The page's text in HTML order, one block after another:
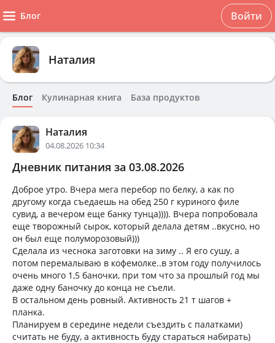
Блог Войти
Наталия
Блог Кулинарная книга База продуктов
Наталия
04.08.2026 10:34
Дневник питания за 03.08.2026
Доброе утро. Вчера мега перебор по белку, а как по
другому когда съедаешь на обед 250 г куриного филе
сувид, а вечером еще банку тунца)))). Вчера попробовала
еще творожный сырок, который делала детям ..вкусно, но
он был еще полуморозовый)))
Сделала из чеснока заготовки на зиму .. Я его сушу, а
потом перемалываю в кофемолке..в этом году получилось
очень много 1,5 баночки, при том что за прошлый год мы
даже одну баночку до конца не съели.
В остальном день ровный. Активность 21 т шагов +
планка.
Планируем в середине недели съездить с палатками)
считать не буду, а активность буду стараться набирать)